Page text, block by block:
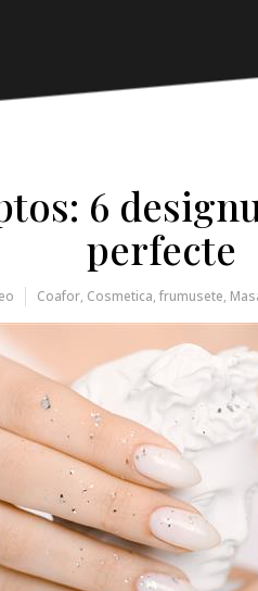
6
perfecte
Coafor, Cosmetica, frumusete,